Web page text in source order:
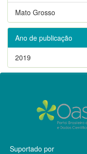
Mato Grosso
Ano de publicação
2019
Suportado por